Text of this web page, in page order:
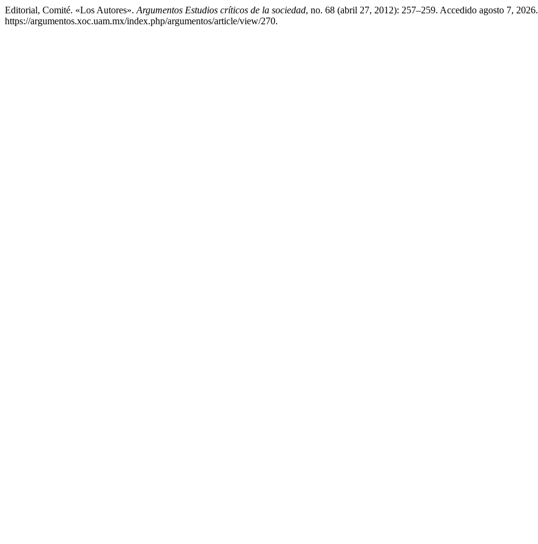
Editorial, Comité. «Los Autores». Argumentos Estudios críticos de la sociedad, no. 68 (abril 27, 2012): 257–259. Accedido agosto 7, 2026.
https://argumentos.xoc.uam.mx/index.php/argumentos/article/view/270.